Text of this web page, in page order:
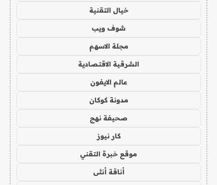
خيال التقنية
شوف ويب
مجلة الاسهم
الشرقية الاقتصادية
عالم الايفون
مدونة كوكان
صحيفة نهج
كار نيوز
موقع خبرة التقني
أناقة أنثى